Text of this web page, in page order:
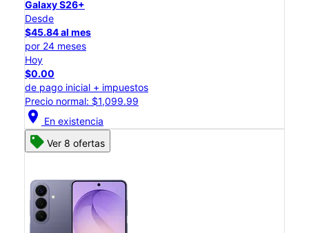
Galaxy S26+
Desde
$45.84 al mes
por 24 meses
Hoy
$0.00
de pago inicial + impuestos
Precio normal: $1,099.99
location_on En existencia
Ver 8 ofertas